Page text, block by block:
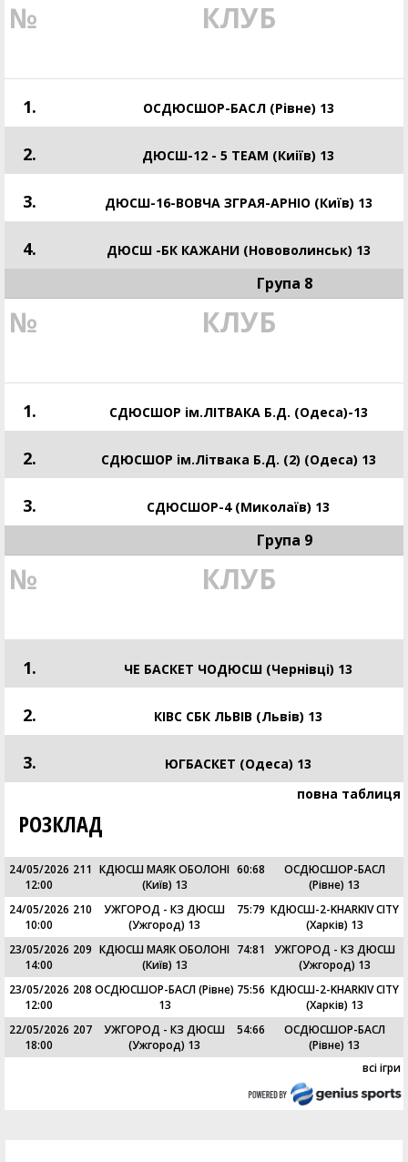
№ КЛУБ
1. ОСДЮСШОР-БАСЛ (Рівне) 13
2. ДЮСШ-12 - 5 TEAM (Киіїв) 13
3. ДЮСШ-16-ВОВЧА ЗГРАЯ-АРНІО (Київ) 13
4. ДЮСШ -БК КАЖАНИ (Нововолинськ) 13
Група 8
№ КЛУБ
1. СДЮСШОР ім.ЛІТВАКА Б.Д. (Одеса)-13
2. СДЮСШОР ім.Літвака Б.Д. (2) (Одеса) 13
3. СДЮСШОР-4 (Миколаїв) 13
Група 9
№ КЛУБ
1. ЧЕ БАСКЕТ ЧОДЮСШ (Чернівці) 13
2. КІВС СБК ЛЬВІВ (Львів) 13
3.
ЮГБАСКЕТ (Одеса) 13
повна таблиця
РОЗКЛАД
24/05/2026
12:00
211 КДЮСШ МАЯК ОБОЛОНІ
(Київ) 13
60:68
ОСДЮСШОР-БАСЛ
(Рівне) 13
24/05/2026
10:00
210
УЖГОРОД - КЗ ДЮСШ
(Ужгород) 13
75:79 КДЮСШ-2-KHARKIV CITY
(Харків) 13
23/05/2026
14:00
209 КДЮСШ МАЯК ОБОЛОНІ
(Київ) 13
74:81
УЖГОРОД - КЗ ДЮСШ
(Ужгород) 13
23/05/2026
12:00
208 ОСДЮСШОР-БАСЛ (Рівне)
13
75:56 КДЮСШ-2-KHARKIV CITY
(Харків) 13
22/05/2026
18:00
207
УЖГОРОД - КЗ ДЮСШ
(Ужгород) 13
54:66
ОСДЮСШОР-БАСЛ
(Рівне) 13
всі ігри